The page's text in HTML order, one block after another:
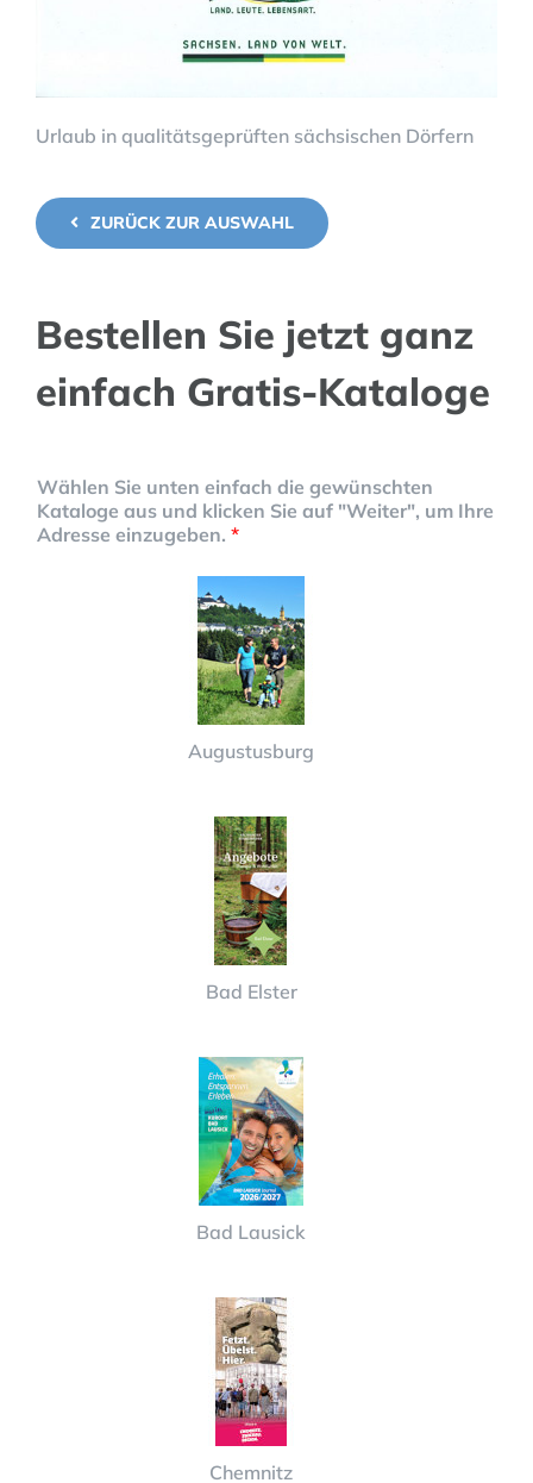
Urlaub in qualitätsgeprüften sächsischen Dörfern
ZURÜCK ZUR AUSWAHL
Bestellen Sie jetzt ganz
einfach Gratis-Kataloge
Wählen Sie unten einfach die gewünschten
Kataloge aus und klicken Sie auf "Weiter", um Ihre
Adresse einzugeben. *
Augustusburg
Bad Elster
Bad Lausick
Chemnitz